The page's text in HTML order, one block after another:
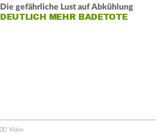
Die gefährliche Lust auf Abkühlung
DEUTLICH MEHR BADETOTE